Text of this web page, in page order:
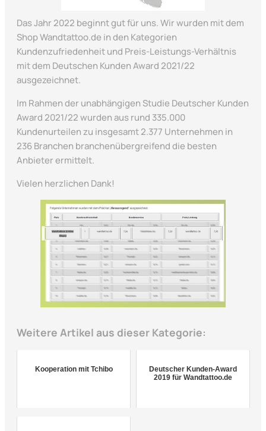
Das Jahr 2022 beginnt gut für uns. Wir wurden mit dem
Shop Wandtattoo.de in den Kategorien
Kundenzufriedenheit und Preis-Leistungs-Verhältnis
mit dem Deutschen Kunden Award 2021/22
ausgezeichnet.
Im Rahmen der unabhängigen Studie Deutscher Kunden
Award 2021/22 wurden aus rund 335.000
Kundenurteilen zu insgesamt 2.377 Unternehmen in
236 Branchen branchenübergreifend die besten
Anbieter ermittelt.
Vielen herzlichen Dank!
Weitere Artikel aus dieser Kategorie:
Kooperation mit Tchibo
Deutscher Kunden-Award
2019 für Wandtattoo.de